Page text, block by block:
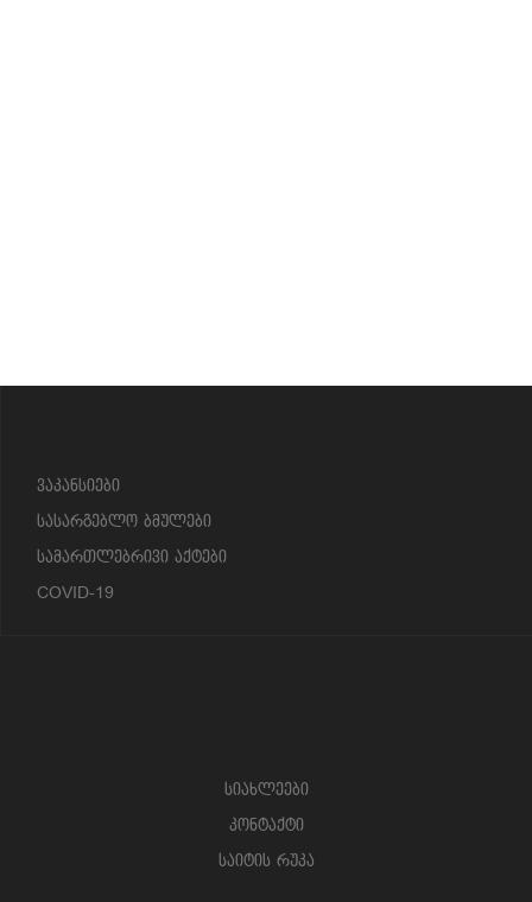
ვაკანსიები
სასარგებლო ბმულები
სამართლებრივი აქტები
COVID-19
სიახლეები
კონტაქტი
საიტის რუკა